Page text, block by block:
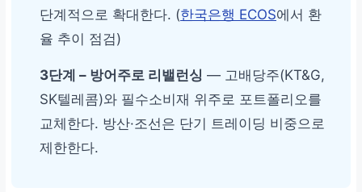
단계적으로 확대한다. (한국은행 ECOS에서 환
율 추이 점검)
3단계 – 방어주로 리밸런싱 — 고배당주(KT&G,
SK텔레콤)와 필수소비재 위주로 포트폴리오를
교체한다. 방산·조선은 단기 트레이딩 비중으로
제한한다.